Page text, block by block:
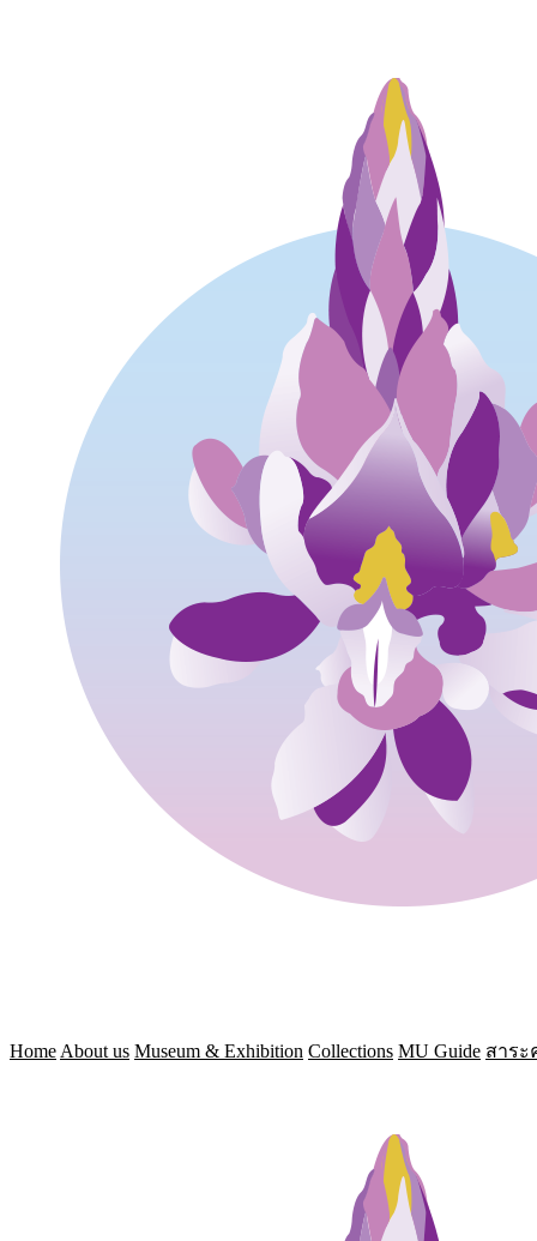
Home About us Museum & Exhibition Collections MU Guide สาระ